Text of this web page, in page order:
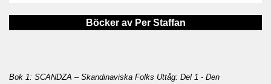
Böcker av Per Staffan
Bok 1: SCANDZA – Skandinaviska Folks Uttåg: Del 1 - Den